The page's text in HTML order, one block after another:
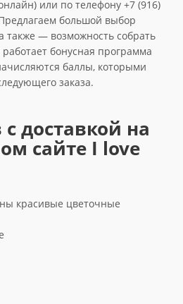
или по телефону +7 (916)
большой выбор
также — возможность собрать
бонусная программа
баллы, которыми
заказа.
с доставкой на
сайте I love
красивые цветочные